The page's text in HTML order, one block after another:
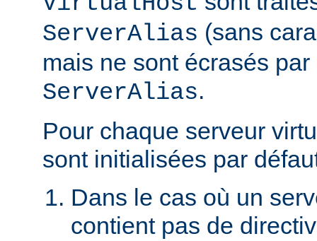
ServerAlias (sans
mais ne sont écrasés
ServerAlias.
Pour chaque serveur
sont initialisées par
Dans le cas où un
contient pas de